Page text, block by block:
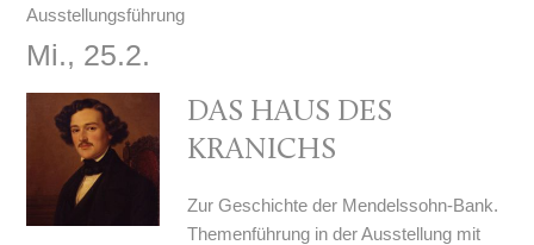
Ausstellungsführung
Mi., 25.2.
DAS HAUS DES
KRANICHS
Zur Geschichte der Mendelssohn-Bank.
Themenführung in der Ausstellung mit